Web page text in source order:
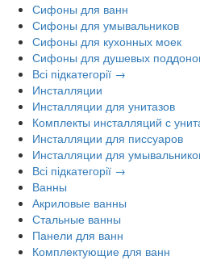
Сифоны для ванн
Сифоны для умывальников
Сифоны для кухонных моек
Сифоны для душевых
Всі підкатегорії →
Инсталляции
Инсталляции для унитазов
Комплекты инсталляций с
Инсталляции для писсуаров
Инсталляции для
Всі підкатегорії →
Ванны
Акриловые ванны
Стальные ванны
Панели для ванн
Комплектующие для ванн